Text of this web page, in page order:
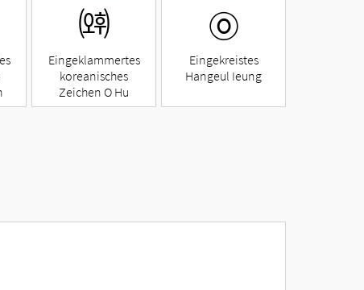
㈞
Eingeklammertes
koreanisches
Zeichen O Hu
㉧
Eingekreistes
Hangeul Ieung